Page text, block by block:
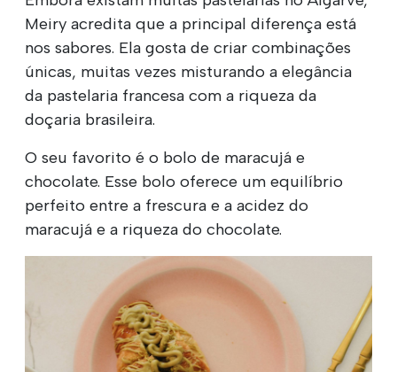
Meiry acredita que a principal diferença está
nos sabores. Ela gosta de criar combinações
únicas, muitas vezes misturando a elegância
da pastelaria francesa com a riqueza da
doçaria brasileira.
O seu favorito é o bolo de maracujá e
chocolate. Esse bolo oferece um equilíbrio
perfeito entre a frescura e a acidez do
maracujá e a riqueza do chocolate.